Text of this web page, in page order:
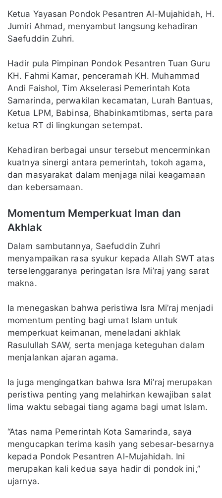
Ketua Yayasan Pondok Pesantren Al-Mujahidah, H.
Jumiri Ahmad, menyambut langsung kehadiran
Saefuddin Zuhri.
Hadir pula Pimpinan Pondok Pesantren Tuan Guru
KH. Fahmi Kamar, penceramah KH. Muhammad
Andi Faishol, Tim Akselerasi Pemerintah Kota
Samarinda, perwakilan kecamatan, Lurah Bantuas,
Ketua LPM, Babinsa, Bhabinkamtibmas, serta para
ketua RT di lingkungan setempat.
Kehadiran berbagai unsur tersebut mencerminkan
kuatnya sinergi antara pemerintah, tokoh agama,
dan masyarakat dalam menjaga nilai keagamaan
dan kebersamaan.
Momentum Memperkuat Iman dan
Akhlak
Dalam sambutannya, Saefuddin Zuhri
menyampaikan rasa syukur kepada Allah SWT atas
terselenggaranya peringatan Isra Mi’raj yang sarat
makna.
Ia menegaskan bahwa peristiwa Isra Mi’raj menjadi
momentum penting bagi umat Islam untuk
memperkuat keimanan, meneladani akhlak
Rasulullah SAW, serta menjaga keteguhan dalam
menjalankan ajaran agama.
Ia juga mengingatkan bahwa Isra Mi’raj merupakan
peristiwa penting yang melahirkan kewajiban salat
lima waktu sebagai tiang agama bagi umat Islam.
“Atas nama Pemerintah Kota Samarinda, saya
mengucapkan terima kasih yang sebesar-besarnya
kepada Pondok Pesantren Al-Mujahidah. Ini
merupakan kali kedua saya hadir di pondok ini,”
ujarnya.